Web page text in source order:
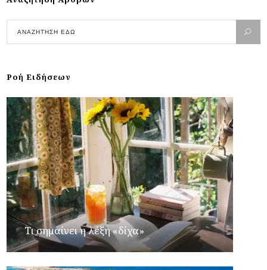
Ροή Ειδήσεων
Τι σημαίνει η λέξη «δίχα»